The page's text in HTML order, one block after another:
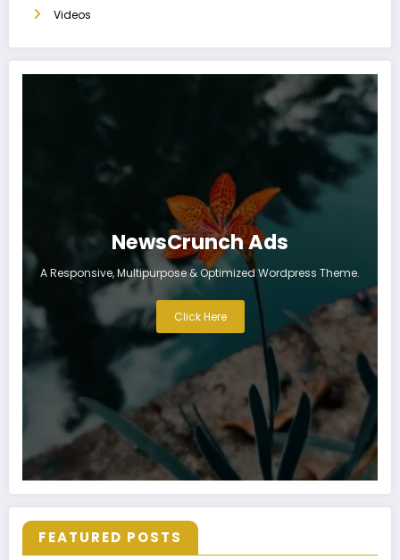
Videos
NewsCrunch Ads
A Responsive, Multipurpose & Optimized Wordpress Theme.
Click Here
FEATURED POSTS